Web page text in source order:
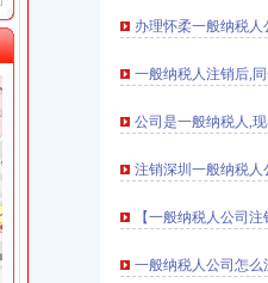
（工商注册）
进出口权）
万 （进出口权）
工商注册）
注册）
示
合同示范文本论证会
会组织工作总结座谈会
办理怀柔一般纳税
一般纳税人注销后,
公司是一般纳税人,
注销深圳一般纳税人
【一般纳税人公司
一般纳税人公司怎